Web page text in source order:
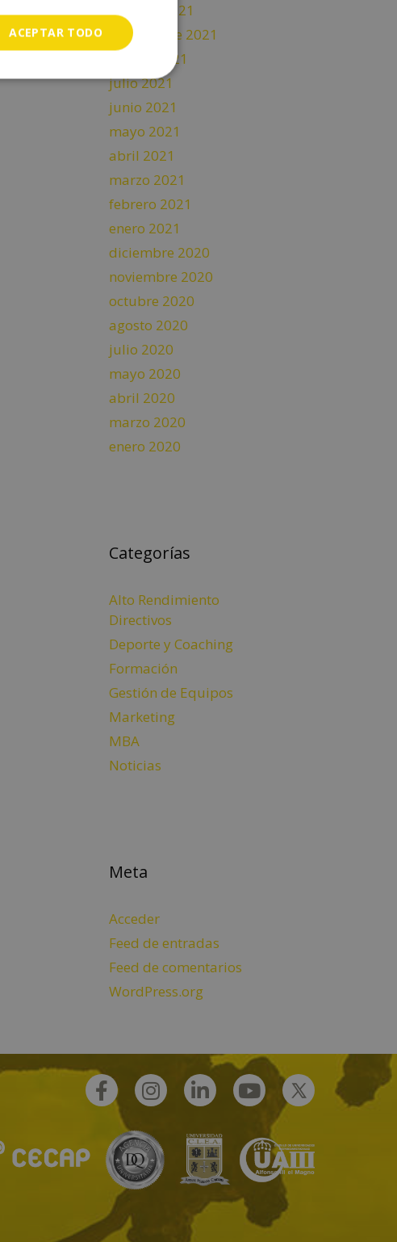
octubre 2021
septiembre 2021
agosto 2021
julio 2021
junio 2021
mayo 2021
abril 2021
marzo 2021
febrero 2021
enero 2021
diciembre 2020
noviembre 2020
octubre 2020
agosto 2020
julio 2020
mayo 2020
abril 2020
marzo 2020
enero 2020
Categorías
Alto Rendimiento
Directivos
Deporte y Coaching
Formación
Gestión de Equipos
Marketing
MBA
Noticias
Meta
Acceder
Feed de entradas
Feed de comentarios
WordPress.org
ACEPTAR TODO